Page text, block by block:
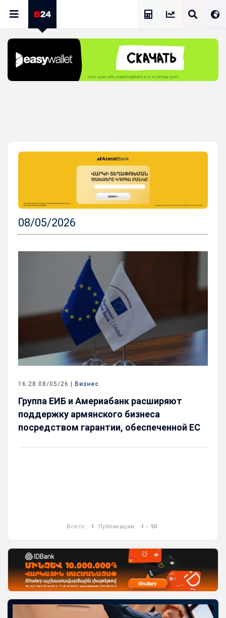
08/05/2026
16:28 08/05/26 | Бизнес
Группа ЕИБ и Америабанк расширяют
поддержку армянского бизнеса
посредством гарантии, обеспеченной ЕС
Всего: 1 Публикации: 1 - 10